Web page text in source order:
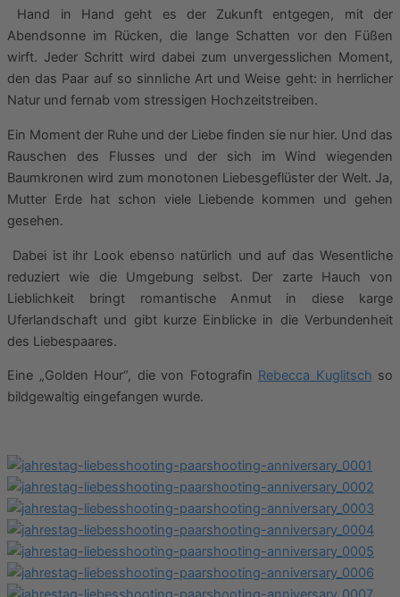
Hand in Hand geht es der Zukunft entgegen, mit der
Abendsonne im Rücken, die lange Schatten vor den Füßen
wirft. Jeder Schritt wird dabei zum unvergesslichen Moment,
den das Paar auf so sinnliche Art und Weise geht: in herrlicher
Natur und fernab vom stressigen Hochzeitstreiben.
Ein Moment der Ruhe und der Liebe finden sie nur hier. Und das
Rauschen des Flusses und der sich im Wind wiegenden
Baumkronen wird zum monotonen Liebesgeflüster der Welt. Ja,
Mutter Erde hat schon viele Liebende kommen und gehen
gesehen.
Dabei ist ihr Look ebenso natürlich und auf das Wesentliche
reduziert wie die Umgebung selbst. Der zarte Hauch von
Lieblichkeit bringt romantische Anmut in diese karge
Uferlandschaft und gibt kurze Einblicke in die Verbundenheit
des Liebespaares.
Eine „Golden Hour“, die von Fotografin Rebecca Kuglitsch so
bildgewaltig eingefangen wurde.